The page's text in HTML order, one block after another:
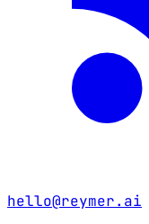
hello@reymer.ai